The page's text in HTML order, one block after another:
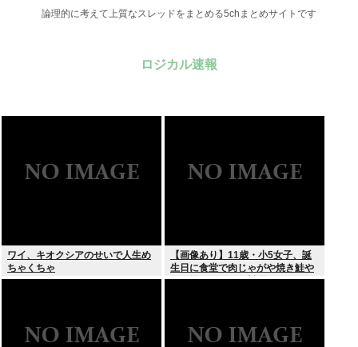
論理的に考えて上質なスレッドをまとめる5chまとめサイトです
ロジカル速報
ワイ、キオクシアのせいで人生め
ちゃくちゃ
【画像あり】11歳・小5女子、誕
生日に食堂で肉じゃがや焼き鮭や
玉子焼きなど一品料理をオジサン